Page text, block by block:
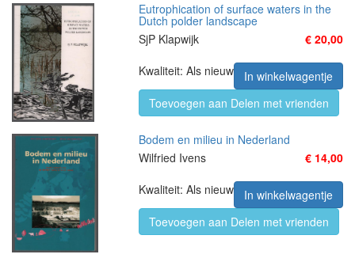
Eutrophication of surface waters in the
Dutch polder landscape
SjP Klapwijk
€ 20,00
Kwaliteit: Als nieuw
In winkelwagentje
Toevoegen aan Delen met vrienden
Bodem en milieu in Nederland
Wilfried Ivens
€ 14,00
Kwaliteit: Als nieuw
In winkelwagentje
Toevoegen aan Delen met vrienden